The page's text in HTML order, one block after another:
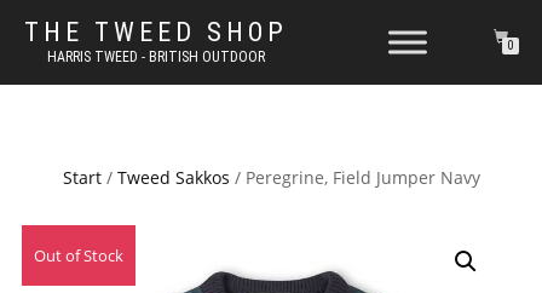
THE TWEED SHOP
HARRIS TWEED - BRITISH OUTDOOR
0
Start/ Tweed Sakkos / Peregrine, Field Jumper Navy
Out of Stock